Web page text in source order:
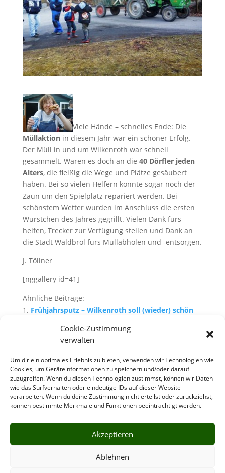
Cookie-Zustimmung
verwalten
Um dir ein optimales Erlebnis zu bieten, verwenden wir Technologien wie
Cookies, um Geräteinformationen zu speichern und/oder darauf
zuzugreifen. Wenn du diesen Technologien zustimmst, können wir Daten
wie das Surfverhalten oder eindeutige IDs auf dieser Website
verarbeiten. Wenn du deine Zustimmung nicht erteilst oder zurückziehst,
können bestimmte Merkmale und Funktionen beeinträchtigt werden.
Akzeptieren
Ablehnen
Viele Hände – schnelles Ende: Die
Müllaktionin diesem Jahr war ein schöner Erfolg.
Der Müll in und um Wilkenroth war schnell
gesammelt. Waren es doch an die 40 Dörfler jeden
Alters, die fleißig die Wege und Plätze gesäubert
haben. Bei so vielen Helfern konnte sogar noch der
Zaun um den Spielplatz repariert werden. Bei
schönstem Wetter wurden im Anschluss die ersten
Würstchen des Jahres gegrillt. Vielen Dank fürs
helfen, Trecker zur Verfügung stellen und Dank an
die Stadt Waldbröl fürs Müllabholen und -entsorgen.
J. Töllner
[nggallery id=41]
Ähnliche Beiträge:
Frühjahrsputz – Wilkenroth soll (wieder) schön
Wilkenroth räumt auf – am 13. April
Bergeweise Müll gesammelt – Frühjahrsputz
Nicht nur Blechkuchen…